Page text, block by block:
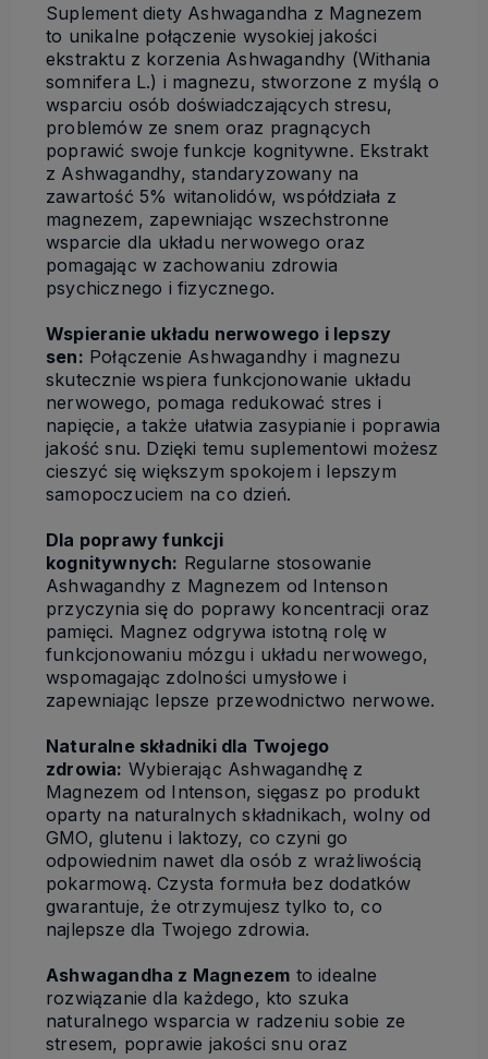
Suplement diety Ashwagandha z Magnezem
to unikalne połączenie wysokiej jakości
ekstraktu z korzenia Ashwagandhy (Withania
somnifera L.) i magnezu, stworzone z myślą o
wsparciu osób doświadczających stresu,
problemów ze snem oraz pragnących
poprawić swoje funkcje kognitywne. Ekstrakt
z Ashwagandhy, standaryzowany na
zawartość 5% witanolidów, współdziała z
magnezem, zapewniając wszechstronne
wsparcie dla układu nerwowego oraz
pomagając w zachowaniu zdrowia
psychicznego i fizycznego.
Wspieranie układu nerwowego i lepszy
sen: Połączenie Ashwagandhy i magnezu
skutecznie wspiera funkcjonowanie układu
nerwowego, pomaga redukować stres i
napięcie, a także ułatwia zasypianie i poprawia
jakość snu. Dzięki temu suplementowi możesz
cieszyć się większym spokojem i lepszym
samopoczuciem na co dzień.
Dla poprawy funkcji
kognitywnych: Regularne stosowanie
Ashwagandhy z Magnezem od Intenson
przyczynia się do poprawy koncentracji oraz
pamięci. Magnez odgrywa istotną rolę w
funkcjonowaniu mózgu i układu nerwowego,
wspomagając zdolności umysłowe i
zapewniając lepsze przewodnictwo nerwowe.
Naturalne składniki dla Twojego
zdrowia: Wybierając Ashwagandhę z
Magnezem od Intenson, sięgasz po produkt
oparty na naturalnych składnikach, wolny od
GMO, glutenu i laktozy, co czyni go
odpowiednim nawet dla osób z wrażliwością
pokarmową. Czysta formuła bez dodatków
gwarantuje, że otrzymujesz tylko to, co
najlepsze dla Twojego zdrowia.
Ashwagandha z Magnezem to idealne
rozwiązanie dla każdego, kto szuka
naturalnego wsparcia w radzeniu sobie ze
stresem, poprawie jakości snu oraz